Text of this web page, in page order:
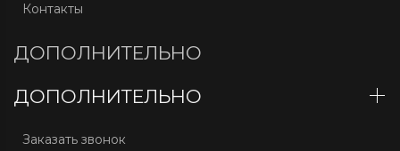
Контакты
ДОПОЛНИТЕЛЬНО
ДОПОЛНИТЕЛЬНО
Заказать звонок